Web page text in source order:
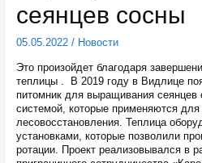
сеянцев сосны
05.05.2022/ Новости
Это произойдет благодаря
теплицы . В 2019 году в Видлице
питомник для выращивания сеянцев
системой, которые применяются для
лесовосстановления. Теплица
установками, которые позволили
ротации. Проект реализовывался в